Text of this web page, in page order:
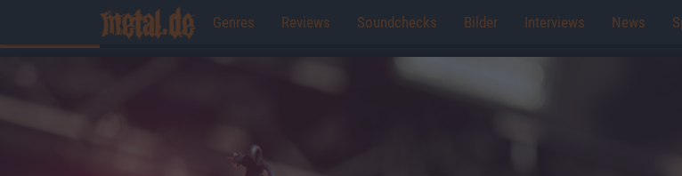
Genres Reviews Soundchecks Bilder Interviews News